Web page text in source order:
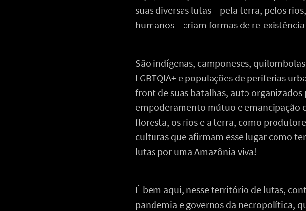
suas diversas lutas – pela terra, pelos
humanos – criam formas de re-
São indígenas, camponeses,
LGBTQIA+ e populações de periferias
front de suas batalhas, auto
empoderamento mútuo e emancipação
floresta, os rios e a terra, como
culturas que afirmam esse lugar como
lutas por uma Amazônia viva!
É bem aqui, nesse território de lutas,
pandemia e governos da necropolítica,